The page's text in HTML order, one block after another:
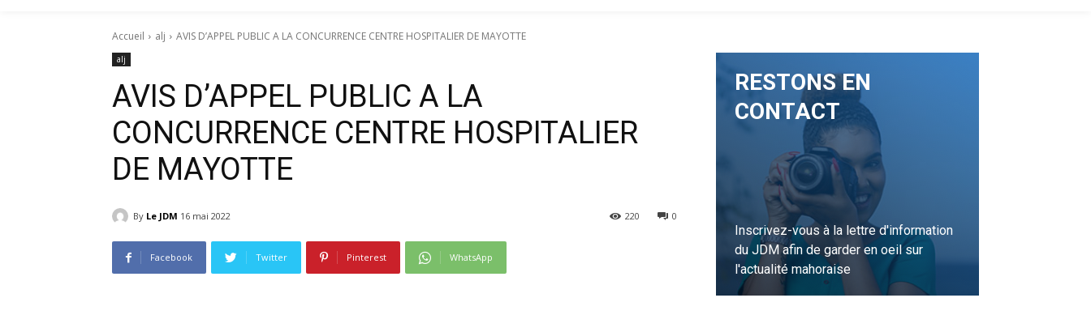
Accueil alj AVIS D’APPEL PUBLIC A LA CONCURRENCE CENTRE HOSPITALIER DE MAYOTTE
alj
AVIS D’APPEL PUBLIC A LA
CONCURRENCE CENTRE HOSPITALIER
DE MAYOTTE
By Le JDM 16 mai 2022 0
220
Facebook Twitter Pinterest WhatsApp
RESTONS EN
CONTACT
Inscrivez-vous à la lettre d'information
du JDM afin de garder en oeil sur
l'actualité mahoraise